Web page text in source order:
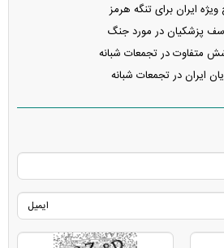
ایران برای تنگه هرمز
پزشکیان در مورد جنگ
متفاوت در تجمعات شبانه
ایران در تجمعات شبانه